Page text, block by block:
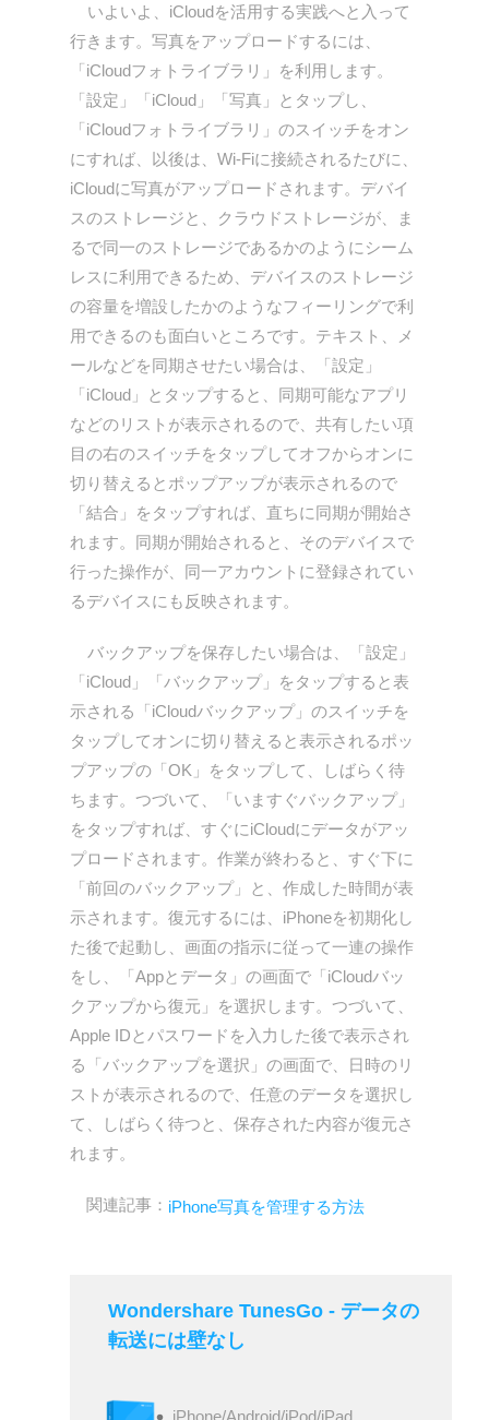
いよいよ、iCloudを活用する実践へと入って
行きます。写真をアップロードするには、
「iCloudフォトライブラリ」を利用します。
「設定」「iCloud」「写真」とタップし、
「iCloudフォトライブラリ」のスイッチをオン
にすれば、以後は、Wi-Fiに接続されるたびに、
iCloudに写真がアップロードされます。デバイ
スのストレージと、クラウドストレージが、ま
るで同一のストレージであるかのようにシーム
レスに利用できるため、デバイスのストレージ
の容量を増設したかのようなフィーリングで利
用できるのも面白いところです。テキスト、メ
ールなどを同期させたい場合は、「設定」
「iCloud」とタップすると、同期可能なアプリ
などのリストが表示されるので、共有したい項
目の右のスイッチをタップしてオフからオンに
切り替えるとポップアップが表示されるので
「結合」をタップすれば、直ちに同期が開始さ
れます。同期が開始されると、そのデバイスで
行った操作が、同一アカウントに登録されてい
るデバイスにも反映されます。
バックアップを保存したい場合は、「設定」
「iCloud」「バックアップ」をタップすると表
示される「iCloudバックアップ」のスイッチを
タップしてオンに切り替えると表示されるポッ
プアップの「OK」をタップして、しばらく待
ちます。つづいて、「いますぐバックアップ」
をタップすれば、すぐにiCloudにデータがアッ
プロードされます。作業が終わると、すぐ下に
「前回のバックアップ」と、作成した時間が表
示されます。復元するには、iPhoneを初期化し
た後で起動し、画面の指示に従って一連の操作
をし、「Appとデータ」の画面で「iCloudバッ
クアップから復元」を選択します。つづいて、
Apple IDとパスワードを入力した後で表示され
る「バックアップを選択」の画面で、日時のリ
ストが表示されるので、任意のデータを選択し
て、しばらく待つと、保存された内容が復元さ
れます。
関連記事： iPhone写真を管理する方法
Wondershare TunesGo - データの
転送には壁なし
iPhone/Android/iPod/iPad